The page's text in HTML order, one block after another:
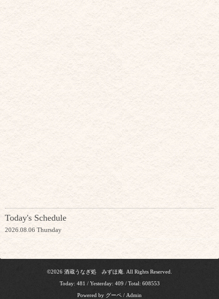
Today's Schedule
2026.08.06 Thursday
©2026 酒蔵うなぎ処 みずほ庵 . All Rights Reserved.
Today: 481 / Yesterday: 409 / Total: 608553
Powered by グーペ / Admin